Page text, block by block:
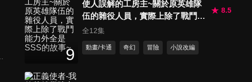
漸地孕育出了奇妙的友誼。 9
使人誤解的工房主~關於原英雄隊
伍的雜役人員，實際上除了戰鬥能
力外全是SSS的故事~
8.5
全12集
動畫/卡通 奇幻 冒險 小說改編